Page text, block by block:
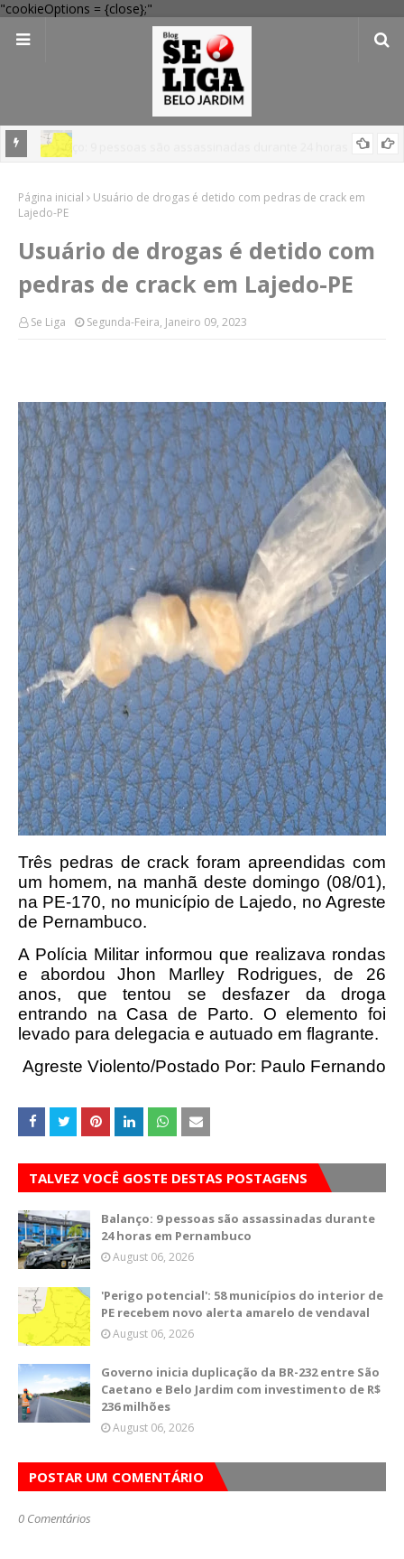
"cookieOptions = {close};"
alerta amarelo de vendaval
Página inicial
Usuário de drogas é detido com pedras de crack em
Lajedo-PE
Usuário de drogas é detido com
pedras de crack em Lajedo-PE
Se Liga Segunda-Feira, Janeiro 09, 2023
Três pedras de crack foram apreendidas com
um homem, na manhã deste domingo (08/01),
na PE-170, no município de Lajedo, no Agreste
de Pernambuco.
A Polícia Militar informou que realizava rondas
e abordou Jhon Marlley Rodrigues, de 26
anos, que tentou se desfazer da droga
entrando na Casa de Parto. O elemento foi
levado para delegacia e autuado em flagrante.
Agreste Violento/Postado Por: Paulo Fernando
TALVEZ VOCÊ GOSTE DESTAS POSTAGENS
Balanço: 9 pessoas são assassinadas durante
24 horas em Pernambuco
August 06, 2026
'Perigo potencial': 58 municípios do interior de
PE recebem novo alerta amarelo de vendaval
August 06, 2026
Governo inicia duplicação da BR-232 entre São
Caetano e Belo Jardim com investimento de R$
236 milhões
August 06, 2026
POSTAR UM COMENTÁRIO
0 Comentários